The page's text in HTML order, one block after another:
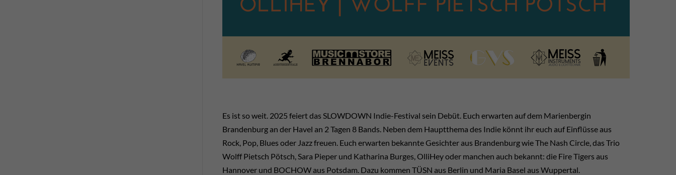
Es ist so weit. 2025 feiert das SLOWDOWN Indie-Festival sein Debüt. Euch erwarten auf dem Marienbergin
Brandenburg an der Havel an 2 Tagen 8 Bands. Neben dem Hauptthema des Indie könnt ihr euch auf Einflüsse aus
Rock, Pop, Blues oder Jazz freuen. Euch erwarten bekannte Gesichter aus Brandenburg wie The Nash Circle, das Trio
Wolff Pietsch Pötsch, Sara Pieper und Katharina Burges, OlliHey oder manchen auch bekannt: die Fire Tigers aus
Hannover und BOCHOW aus Potsdam. Dazu kommen TÜSN aus Berlin und Maria Basel aus Wuppertal.